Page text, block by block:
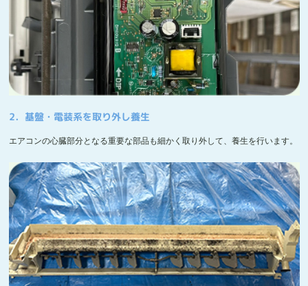
2．基盤・電装系を取り外し養生
エアコンの心臓部分となる重要な部品も細かく取り外して、養生を行います。